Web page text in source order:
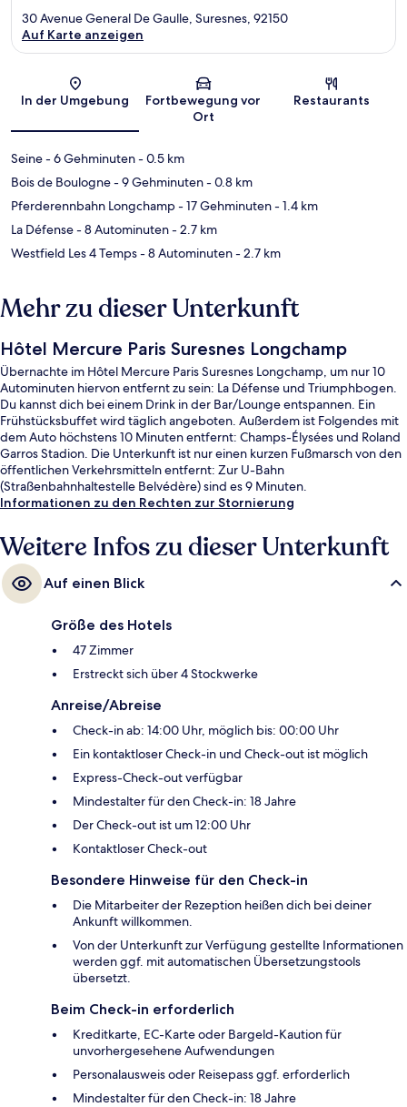
Karte
30 Avenue General De Gaulle, Suresnes, 92150
Auf Karte anzeigen
In der Umgebung
Fortbewegung vor
Ort
Restaurants
Seine- 6 Gehminuten- 0.5 km
Bois de Boulogne- 9 Gehminuten- 0.8 km
Pferderennbahn Longchamp- 17 Gehminuten- 1.4 km
La Défense- 8 Autominuten- 2.7 km
Westfield Les 4 Temps- 8 Autominuten- 2.7 km
Mehr zu dieser Unterkunft
Hôtel Mercure Paris Suresnes Longchamp
Übernachte im Hôtel Mercure Paris Suresnes Longchamp, um nur 10
Autominuten hiervon entfernt zu sein: La Défense und Triumphbogen.
Du kannst dich bei einem Drink in der Bar/Lounge entspannen. Ein
Frühstücksbuffet wird täglich angeboten. Außerdem ist Folgendes mit
dem Auto höchstens 10 Minuten entfernt: Champs-Élysées und Roland
Garros Stadion. Die Unterkunft ist nur einen kurzen Fußmarsch von den
öffentlichen Verkehrsmitteln entfernt: Zur U-Bahn
(Straßenbahnhaltestelle Belvédère) sind es 9 Minuten.
Informationen zu den Rechten zur Stornierung
Weitere Infos zu dieser Unterkunft
Auf einen Blick
Größe des Hotels
47 Zimmer
Erstreckt sich über 4 Stockwerke
Anreise/Abreise
Check-in ab: 14:00 Uhr, möglich bis: 00:00 Uhr
Ein kontaktloser Check-in und Check-out ist möglich
Express-Check-out verfügbar
Mindestalter für den Check-in: 18 Jahre
Der Check-out ist um 12:00 Uhr
Kontaktloser Check-out
Besondere Hinweise für den Check-in
Die Mitarbeiter der Rezeption heißen dich bei deiner
Ankunft willkommen.
Von der Unterkunft zur Verfügung gestellte Informationen
werden ggf. mit automatischen Übersetzungstools
übersetzt.
Beim Check-in erforderlich
Kreditkarte, EC-Karte oder Bargeld-Kaution für
unvorhergesehene Aufwendungen
Personalausweis oder Reisepass ggf. erforderlich
Mindestalter für den Check-in: 18 Jahre